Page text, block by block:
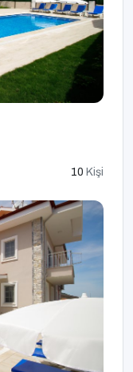
10 Kişi